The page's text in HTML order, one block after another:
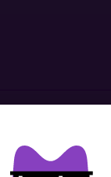
Lépj kapcsolatba velünk